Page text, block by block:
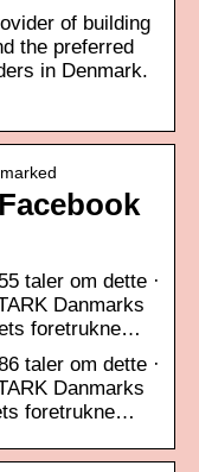
of building
the preferred
in Denmark.
taler om dette ·
Danmarks
foretrukne…
taler om dette ·
Danmarks
foretrukne…